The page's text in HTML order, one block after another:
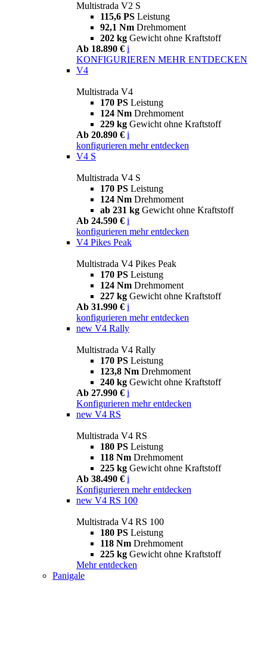
Multistrada V2 S
115,6 PS Leistung
92,1 Nm Drehmoment
202 kg Gewicht ohne Kraftstoff
Ab 18.890 € i
KONFIGURIEREN MEHR ENTDECKEN
V4
Multistrada V4
170 PS Leistung
124 Nm Drehmoment
229 kg Gewicht ohne Kraftstoff
Ab 20.890 € i
konfigurieren mehr entdecken
V4 S
Multistrada V4 S
170 PS Leistung
124 Nm Drehmoment
ab 231 kg Gewicht ohne Kraftstoff
Ab 24.590 € i
konfigurieren mehr entdecken
V4 Pikes Peak
Multistrada V4 Pikes Peak
170 PS Leistung
124 Nm Drehmoment
227 kg Gewicht ohne Kraftstoff
Ab 31.990 € i
konfigurieren mehr entdecken
new V4 Rally
Multistrada V4 Rally
170 PS Leistung
123,8 Nm Drehmoment
240 kg Gewicht ohne Kraftstoff
Ab 27.990 € i
Konfigurieren mehr entdecken
new V4 RS
Multistrada V4 RS
180 PS Leistung
118 Nm Drehmoment
225 kg Gewicht ohne Kraftstoff
Ab 38.490 € i
Konfigurieren mehr entdecken
new V4 RS 100
Multistrada V4 RS 100
180 PS Leistung
118 Nm Drehmoment
225 kg Gewicht ohne Kraftstoff
Mehr entdecken
Panigale